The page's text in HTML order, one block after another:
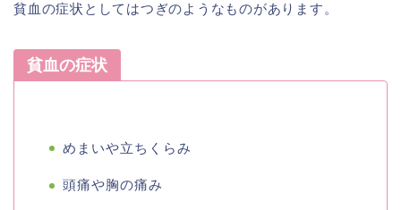
貧血の症状としてはつぎのようなものがあります。
貧血の症状
めまいや立ちくらみ
頭痛や胸の痛み